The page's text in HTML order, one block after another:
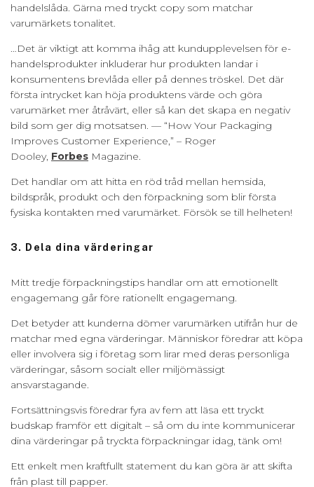
handelslåda. Gärna med tryckt copy som matchar
varumärkets tonalitet.
…Det är viktigt att komma ihåg att kundupplevelsen för e-
handelsprodukter inkluderar hur produkten landar i
konsumentens brevlåda eller på dennes tröskel. Det där
första intrycket kan höja produktens värde och göra
varumärket mer åtråvärt, eller så kan det skapa en negativ
bild som ger dig motsatsen. –– “How Your Packaging
Improves Customer Experience,” – Roger
Dooley, Forbes Magazine.
Det handlar om att hitta en röd tråd mellan hemsida,
bildspråk, produkt och den förpackning som blir första
fysiska kontakten med varumärket. Försök se till helheten!
3. Dela dina värderingar
Mitt tredje förpackningstips handlar om att emotionellt
engagemang går före rationellt engagemang.
Det betyder att kunderna dömer varumärken utifrån hur de
matchar med egna värderingar. Människor föredrar att köpa
eller involvera sig i företag som lirar med deras personliga
värderingar, såsom socialt eller miljömässigt
ansvarstagande.
Fortsättningsvis föredrar fyra av fem att läsa ett tryckt
budskap framför ett digitalt – så om du inte kommunicerar
dina värderingar på tryckta förpackningar idag, tänk om!
Ett enkelt men kraftfullt statement du kan göra är att skifta
från plast till papper.